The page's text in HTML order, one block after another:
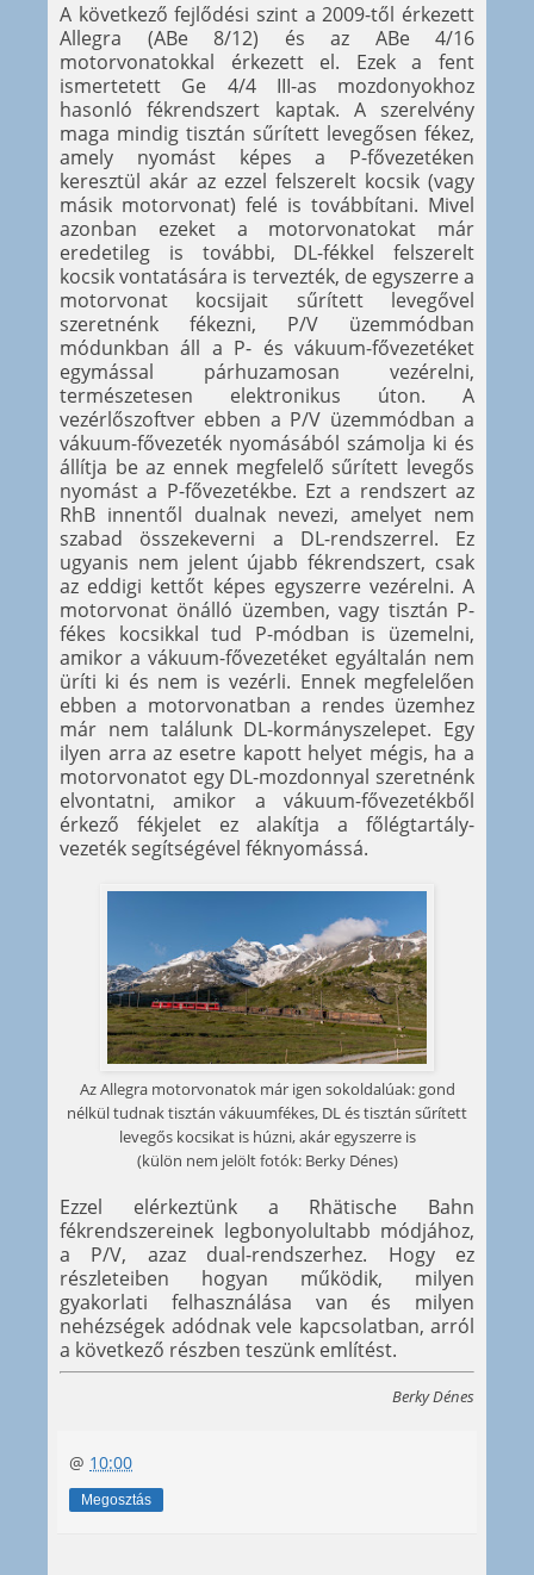
A következő fejlődési szint a 2009-től érkezett
Allegra (ABe 8/12) és az ABe 4/16
motorvonatokkal érkezett el. Ezek a fent
ismertetett Ge 4/4 III-as mozdonyokhoz
hasonló fékrendszert kaptak. A szerelvény
maga mindig tisztán sűrített levegősen fékez,
amely nyomást képes a P-fővezetéken
keresztül akár az ezzel felszerelt kocsik (vagy
másik motorvonat) felé is továbbítani. Mivel
azonban ezeket a motorvonatokat már
eredetileg is további, DL-fékkel felszerelt
kocsik vontatására is tervezték, de egyszerre a
motorvonat kocsijait sűrített levegővel
szeretnénk fékezni, P/V üzemmódban
módunkban áll a P- és vákuum-fővezetéket
egymással párhuzamosan vezérelni,
természetesen elektronikus úton. A
vezérlőszoftver ebben a P/V üzemmódban a
vákuum-fővezeték nyomásából számolja ki és
állítja be az ennek megfelelő sűrített levegős
nyomást a P-fővezetékbe. Ezt a rendszert az
RhB innentől dualnak nevezi, amelyet nem
szabad összekeverni a DL-rendszerrel. Ez
ugyanis nem jelent újabb fékrendszert, csak
az eddigi kettőt képes egyszerre vezérelni. A
motorvonat önálló üzemben, vagy tisztán P-
fékes kocsikkal tud P-módban is üzemelni,
amikor a vákuum-fővezetéket egyáltalán nem
üríti ki és nem is vezérli. Ennek megfelelően
ebben a motorvonatban a rendes üzemhez
már nem találunk DL-kormányszelepet. Egy
ilyen arra az esetre kapott helyet mégis, ha a
motorvonatot egy DL-mozdonnyal szeretnénk
elvontatni, amikor a vákuum-fővezetékből
érkező fékjelet ez alakítja a főlégtartály-
vezeték segítségével féknyomássá.
Az Allegra motorvonatok már igen sokoldalúak: gond
nélkül tudnak tisztán vákuumfékes, DL és tisztán sűrített
levegős kocsikat is húzni, akár egyszerre is
(külön nem jelölt fotók: Berky Dénes)
Ezzel elérkeztünk a Rhätische Bahn
fékrendszereinek legbonyolultabb módjához,
a P/V, azaz dual-rendszerhez. Hogy ez
részleteiben hogyan működik, milyen
gyakorlati felhasználása van és milyen
nehézségek adódnak vele kapcsolatban, arról
a következő részben teszünk említést.
Berky Dénes
@ 10:00
Megosztás